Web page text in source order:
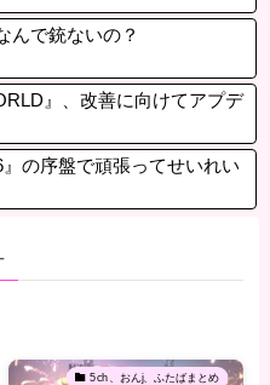
んで銃ないの？
』、改善に向けてアプデ
の序盤で頑張ってせいれい
5ch、おんj、ふたばまとめ